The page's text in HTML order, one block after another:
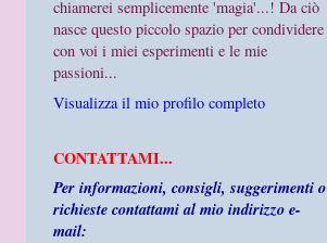
chiamerei semplicemente 'magia'...! Da ciò
nasce questo piccolo spazio per condividere
con voi i miei esperimenti e le mie
passioni...
Visualizza il mio profilo completo
CONTATTAMI...
Per informazioni, consigli, suggerimenti o
richieste contattami al mio indirizzo e-
mail: